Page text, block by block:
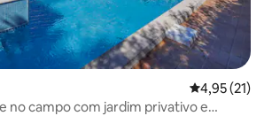
4,95 de uma
4,95 (21)
no campo com jardim privativo e